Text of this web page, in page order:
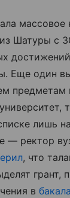
массовое
Шатуры с
Еще один
предметам
лишь
— ректор
, что
в